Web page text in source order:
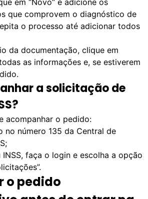
que comprovem o diagnóstico de
o processo até adicionar todos
da documentação, clique em
as informações e, se estiverem
a solicitação de
acompanhar o pedido:
no número 135 da Central de
INSS, faça o login e escolha a opção
o pedido